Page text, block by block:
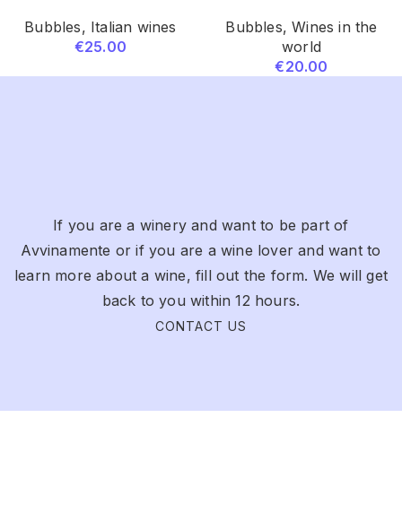
Bubbles, Italian wines
€25.00
Bubbles,Wines in the
world
€20.00
If you are a winery and want to be part of
Avvinamente or if you are a wine lover and want to
learn more about a wine, fill out the form. We will get
back to you within 12 hours.
CONTACT US